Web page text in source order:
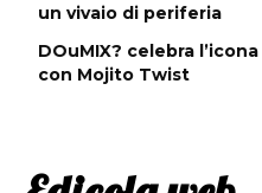
un vivaio di periferia
DOuMIX? celebra
con Mojito Twist